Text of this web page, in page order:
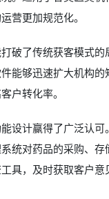
营更加规范化。
破了传统获客模式
能够迅速扩大机构
户转化率。
设计赢得了广泛认
统对药品的采购、
具，及时获取客户